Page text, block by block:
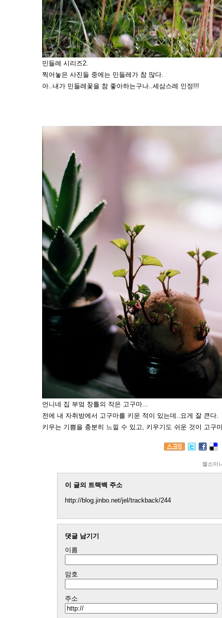
민들레 시리즈2.
찍어놓은 사진들 중에는 민들레가 참 많다.
아..내가 민들레꽃을 참 좋아하는구나..세삼스레 인정!!!
언니네 집 부엌 창틀의 작은 고구마...
전에 내 자취방에서 고구마를 키운 적이 있는데..요게 잘 큰다.
키우는 기쁨을 충분히 느낄 수 있고, 키우기도 쉬운 것이 고구
젤소미
이 글의 트랙백 주소
http://blog.jinbo.net/jel/trackback/244
댓글 남기기
이름
암호
주소